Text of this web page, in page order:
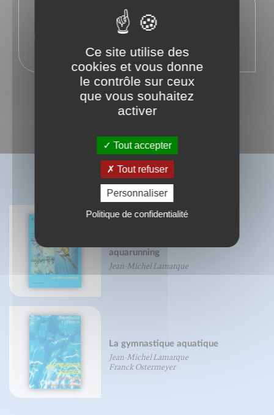
En savoir plus sur l'auteur
BIBLIOGRAPHIE
aquarunning
Jean-Michel Lamarque
La gymnastique aquatique
Jean-Michel Lamarque
Franck Ostermeyer
Ce site utilise des
cookies et vous donne
le contrôle sur ceux
que vous souhaitez
activer
Tout accepter
Tout refuser
Personnaliser
Politique de confidentialité